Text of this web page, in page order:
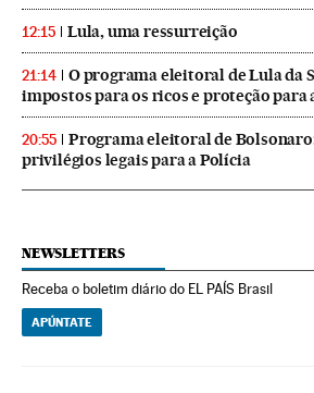
12:15 Lula, uma ressurreição
21:14
O programa eleitoral de Lula da
impostos para os ricos e proteção para
20:55
Programa eleitoral de
privilégios legais para a Polícia
NEWSLETTERS
Receba o boletim diário do EL PAÍS Brasil
APÚNTATE